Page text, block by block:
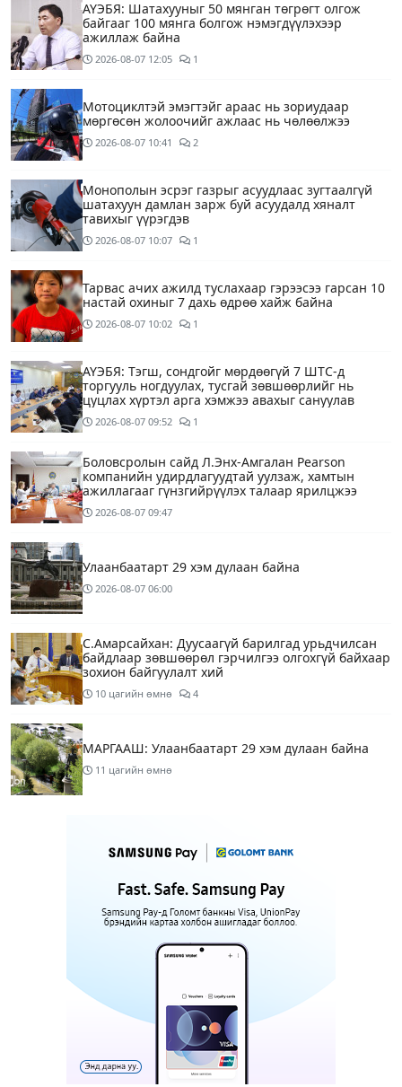
АҮЭБЯ: Шатахууныг 50 мянган төгрөгт олгож
байгааг 100 мянга болгож нэмэгдүүлэхээр
ажиллаж байна
2026-08-07 12:05 1
Мотоциклтэй эмэгтэйг араас нь зориудаар
мөргөсөн жолоочийг ажлаас нь чөлөөлжээ
2026-08-07 10:41 2
Монополын эсрэг газрыг асуудлаас зугтаалгүй
шатахуун дамлан зарж буй асуудалд хяналт
тавихыг үүрэгдэв
2026-08-07 10:07 1
Тарвас ачих ажилд туслахаар гэрээсээ гарсан 10
настай охиныг 7 дахь өдрөө хайж байна
2026-08-07 10:02 1
АҮЭБЯ: Тэгш, сондгойг мөрдөөгүй 7 ШТС-д
торгууль ногдуулах, тусгай зөвшөөрлийг нь
цуцлах хүртэл арга хэмжээ авахыг сануулав
2026-08-07 09:52 1
Боловсролын сайд Л.Энх-Амгалан Pearson
компанийн удирдлагуудтай уулзаж, хамтын
ажиллагааг гүнзгийрүүлэх талаар ярилцжээ
2026-08-07 09:47
Улаанбаатарт 29 хэм дулаан байна
2026-08-07 06:00
С.Амарсайхан: Дуусаагүй барилгад урьдчилсан
байдлаар зөвшөөрөл гэрчилгээ олгохгүй байхаар
зохион байгуулалт хий
10 цагийн өмнө 4
МАРГААШ: Улаанбаатарт 29 хэм дулаан байна
11 цагийн өмнө
ажиллагаагаа өргөжүүлнэ
Б.Дашпүрэв: Орон нутгийн иргэд намрын ургац
хураалт, хадлантай холбоотой ШТС-уудаар
зөөврийн саваар автобензин авч болно
Дуучин A Cool буюу Б.Анхбаяр Төв цэнгэлдэх
хүрээлэнгийн Үйл ажиллагаа, олон нийтийн
тоглолт хариуцсан захирлаар томилогджээ
14 цагийн өмнө 9